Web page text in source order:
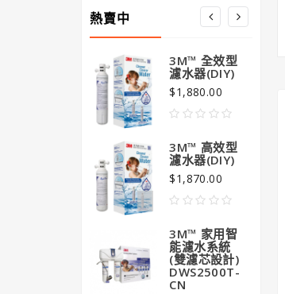
熱賣中
3M™ 全效型
濾水器(DIY)
$1,880.00
3M™ 高效型
濾水器(DIY)
$1,870.00
3M™ 家用智
能濾水系統
(雙濾芯設計)
DWS2500T-
CN